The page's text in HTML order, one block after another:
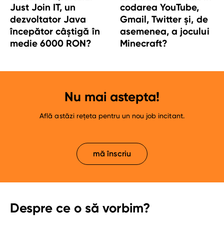
Just Join IT, un
dezvoltator Java
începător câștigă în
medie 6000 RON?
codarea YouTube,
Gmail, Twitter și, de
asemenea, a jocului
Minecraft?
Nu mai astepta!
Află astăzi rețeta pentru un nou job incitant.
mă înscriu
Despre ce o să vorbim?